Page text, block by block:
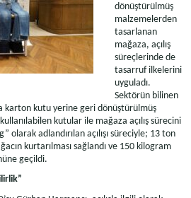
dönüştürülmüş
malzemelerden
tasarlanan
mağaza, açılış
süreçlerinde de
tasarruf ilkelerini
uyguladı.
Sektörün bilinen
karton kutu yerine geri dönüştürülmüş
kutular ile mağaza açılış sürecini
olarak adlandırılan açılışı süreciyle; 13 ton
kurtarılması sağlandı ve 150 kilogram
geçildi.